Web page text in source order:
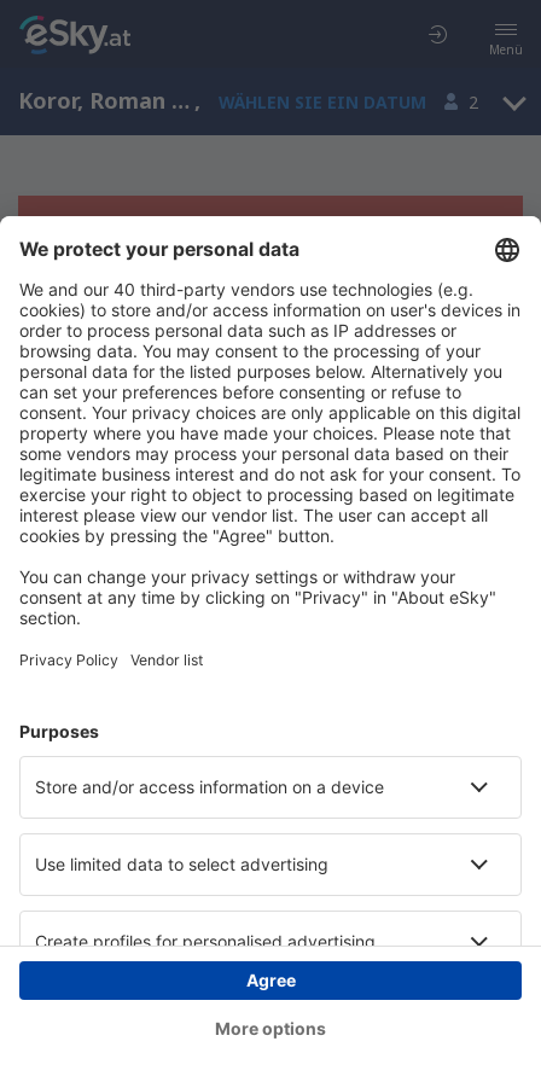
Menü
Koror, Roman Tmetuchl, Palau (ROR) , WÄHLEN SIE EIN DATUM 2
Es tut uns leid, wir können keine
Ergebnisse aufzeigen
Bitte starten Sie Ihre Suche erneut mit anderen Suchkriterien.
Copyright © eSky.at. Alle Rechte vorbehalten.